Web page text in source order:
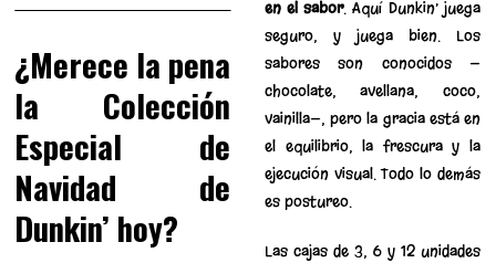
¿Merece la pena
la Colección
Especial de
Navidad de
Dunkin’ hoy?
en el sabor. Aquí Dunkin’ juega
seguro, y juega bien. Los
sabores son conocidos —
chocolate, avellana, coco,
vainilla—, pero la gracia está en
el equilibrio, la frescura y la
ejecución visual. Todo lo demás
es postureo.
Las cajas de 3, 6 y 12 unidades